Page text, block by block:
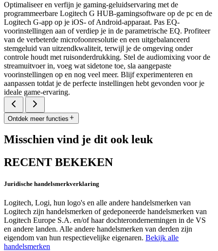
Optimaliseer en verfijn je gaming-geluidservaring met de
programmeerbare Logitech G HUB-gamingsoftware op de pc en de
Logitech G-app op je iOS- of Android-apparaat. Pas EQ-
voorinstellingen aan of verdiep je in de parametrische EQ. Profiteer
van de verbeterde microfoonresolutie en een uitgebalanceerd
stemgeluid van uitzendkwaliteit, terwijl je de omgeving onder
controle houdt met ruisonderdrukking. Stel de audiomixing voor de
streamuitvoer in, voeg wat sidetone toe, sla aangepaste
voorinstellingen op en nog veel meer. Blijf experimenteren en
aanpassen totdat je de perfecte instellingen hebt gevonden voor je
ideale game-ervaring.
Ontdek meer functies
Misschien vind je dit ook leuk
RECENT BEKEKEN
Juridische handelsmerkverklaring
Logitech, Logi, hun logo's en alle andere handelsmerken van
Logitech zijn handelsmerken of gedeponeerde handelsmerken van
Logitech Europe S.A. en/of haar dochterondernemingen in de VS
en andere landen. Alle andere handelsmerken van derden zijn
eigendom van hun respectievelijke eigenaren. Bekijk alle
handelsmerken